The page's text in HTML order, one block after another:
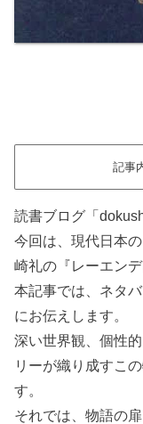
記事
読書ブログ「
今回は、現代日本
崎礼の『レーエン
本記事では、ネタ
にお伝えします。
深い世界観、個性
リーが織り成すこ
す。
それでは、物語の